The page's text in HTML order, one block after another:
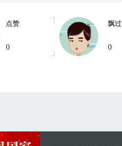
点赞
0
飘过
0